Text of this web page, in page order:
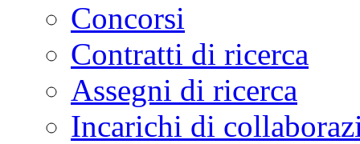
Concorsi
Contratti di ricerca
Assegni di ricerca
Incarichi di